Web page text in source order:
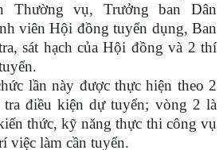
Thường vụ, Trưởng ban Dân
viên Hội đồng tuyển dụng, Ban
sát hạch của Hội đồng và 2 thí
lần này được thực hiện theo 2
điều kiện dự tuyển; vòng 2 là
thức, kỹ năng thực thi công vụ
việc làm cần tuyển.